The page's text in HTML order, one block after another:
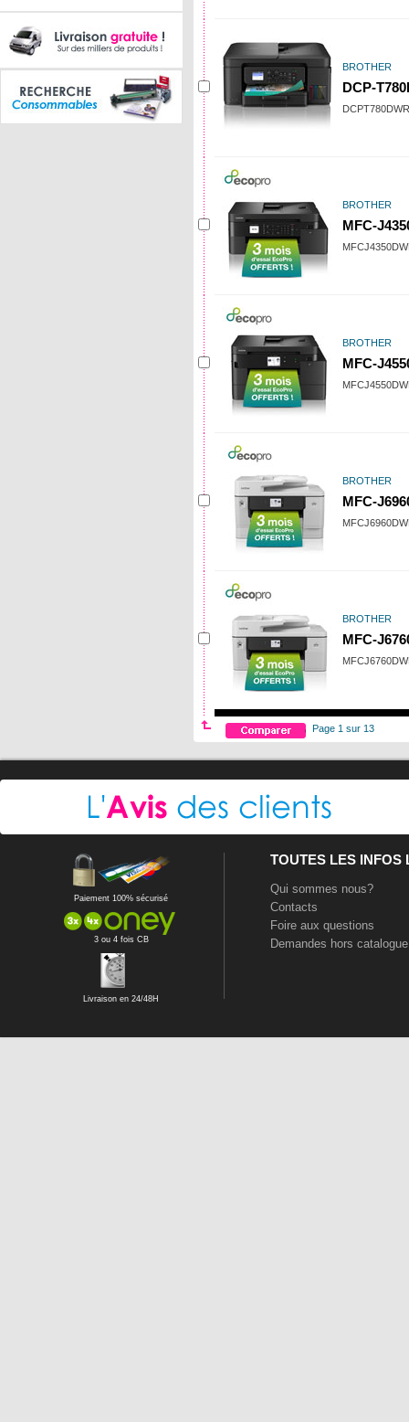
BROTHER
DCP-
BROTHER
MFC-
BROTHER
MFC-
BROTHER
MFC-
BROTHER
MFC-
Page 1 sur 13
Paiement 100% sécurisé
3 ou 4 fois CB
Livraison en 24/48H
TOUTES LES INFOS
Qui sommes nous?
Contacts
Foire aux questions
Demandes hors catalogue